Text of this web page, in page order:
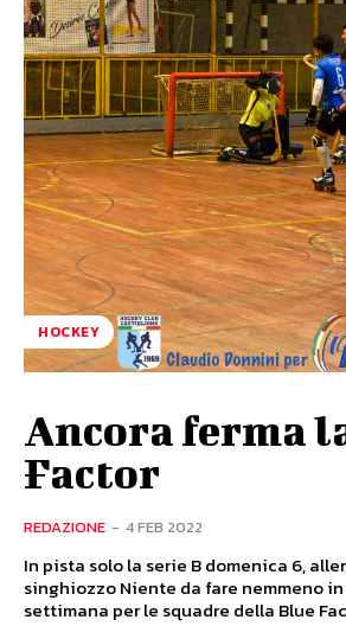
HOCKEY
Ancora ferma
Factor
REDAZIONE - 4 FEB 2022
In pista solo la serie B domenica 6,
singhiozzo Niente da fare nemmeno in questo fine
settimana per le squadre della Blue